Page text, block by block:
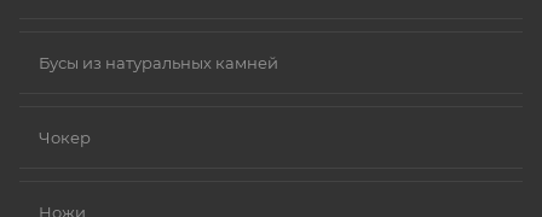
Бусы из натуральных камней
Чокер
Ножи